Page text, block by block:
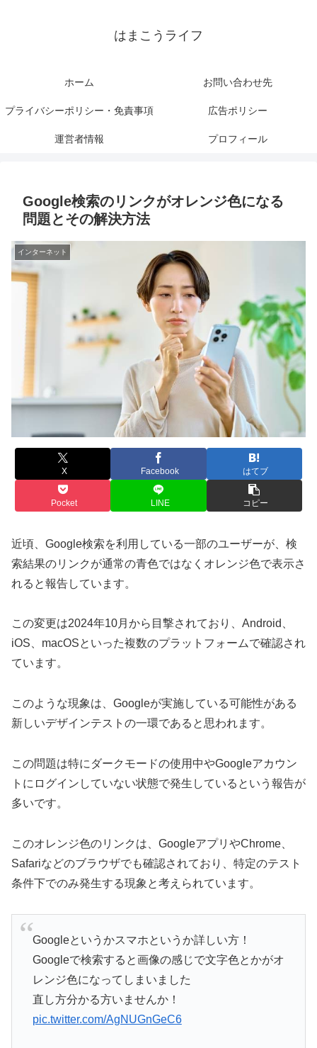
はまこうライフ
ホーム お問い合わせ先
プライバシーポリシー・免責事項 広告ポリシー
運営者情報 プロフィール
Google検索のリンクがオレンジ色になる
問題とその解決方法
インターネット
X Facebook はてブ
Pocket LINE コピー
近頃、Google検索を利用している一部のユーザーが、検
索結果のリンクが通常の青色ではなくオレンジ色で表示さ
れると報告しています。
この変更は2024年10月から目撃されており、Android、
iOS、macOSといった複数のプラットフォームで確認され
ています。
このような現象は、Googleが実施している可能性がある
新しいデザインテストの一環であると思われます。
この問題は特にダークモードの使用中やGoogleアカウン
トにログインしていない状態で発生しているという報告が
多いです。
このオレンジ色のリンクは、GoogleアプリやChrome、
Safariなどのブラウザでも確認されており、特定のテスト
条件下でのみ発生する現象と考えられています。
Googleというかスマホというか詳しい方！
Googleで検索すると画像の感じで文字色とかがオ
レンジ色になってしまいました
直し方分かる方いませんか！
pic.twitter.com/AgNUGnGeC6